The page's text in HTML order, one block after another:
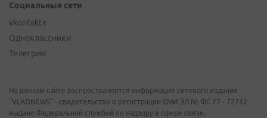
Социальные сети
vkontakte
Одноклассники
Телеграм
На данном сайте распространяется информация сетевого издания
"VLADNEWS" - свидетельство о регистрации СМИ ЭЛ № ФС 77 - 72742,
выдано Федеральной службой по надзору в сфере связи,